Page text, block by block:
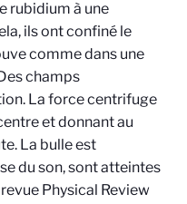
rubidium à une
ils ont confiné le
comme dans une
champs
La force centrifuge
et donnant au
La bulle est
du son, sont atteintes
Physical Review